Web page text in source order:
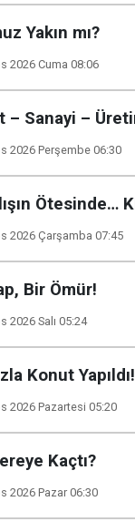
Yakın mı?
2026 Cuma 08:06
– Sanayi –
2026 Perşembe 06:30
Ötesinde…
2026 Çarşamba 07:45
Bir Ömür!
2026 Salı 05:24
Konut Yapıldı!
2026 Pazartesi 05:20
Kaçtı?
2026 Pazar 06:30